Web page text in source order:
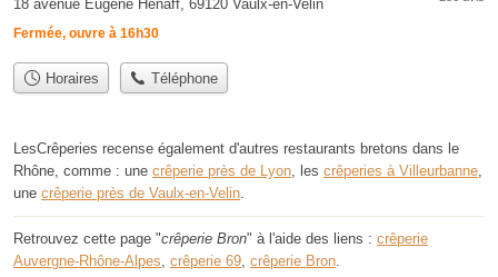
18 avenue Eugène Hénaff, 69120 Vaulx-en-Velin
Fermée, ouvre à 16h30
Horaires Téléphone
LesCrêperies recense également d'autres restaurants bretons dans le
Rhône, comme : une crêperie près de Lyon , les crêperies à Villeurbanne
une crêperie près de Vaulx-en-Velin
Retrouvez cette page "crêperie Bron" à l'aide des liens : crêperie
Auvergne-Rhône-Alpes crêperie 69 crêperie Bron